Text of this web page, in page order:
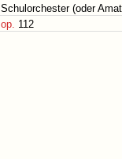
Schulorchester (oder
op. 112